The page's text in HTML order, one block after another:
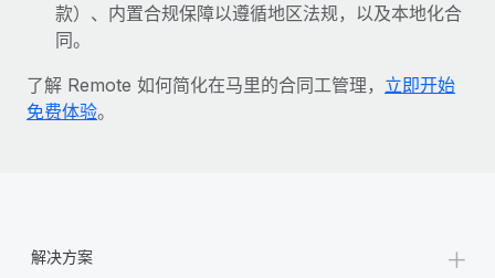
款）、内置合规保障以遵循地区法规，以及本地化合
同。
了解 Remote 如何简化在马里的合同工管理， 立即开始
免费体验。
解决方案 +